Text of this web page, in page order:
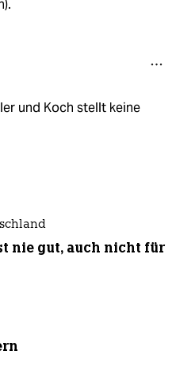
und Koch stellt keine
nie gut, auch nicht für